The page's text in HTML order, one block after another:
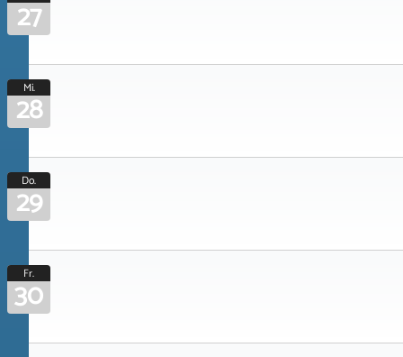
27
Mi.
28
Do.
29
Fr.
30